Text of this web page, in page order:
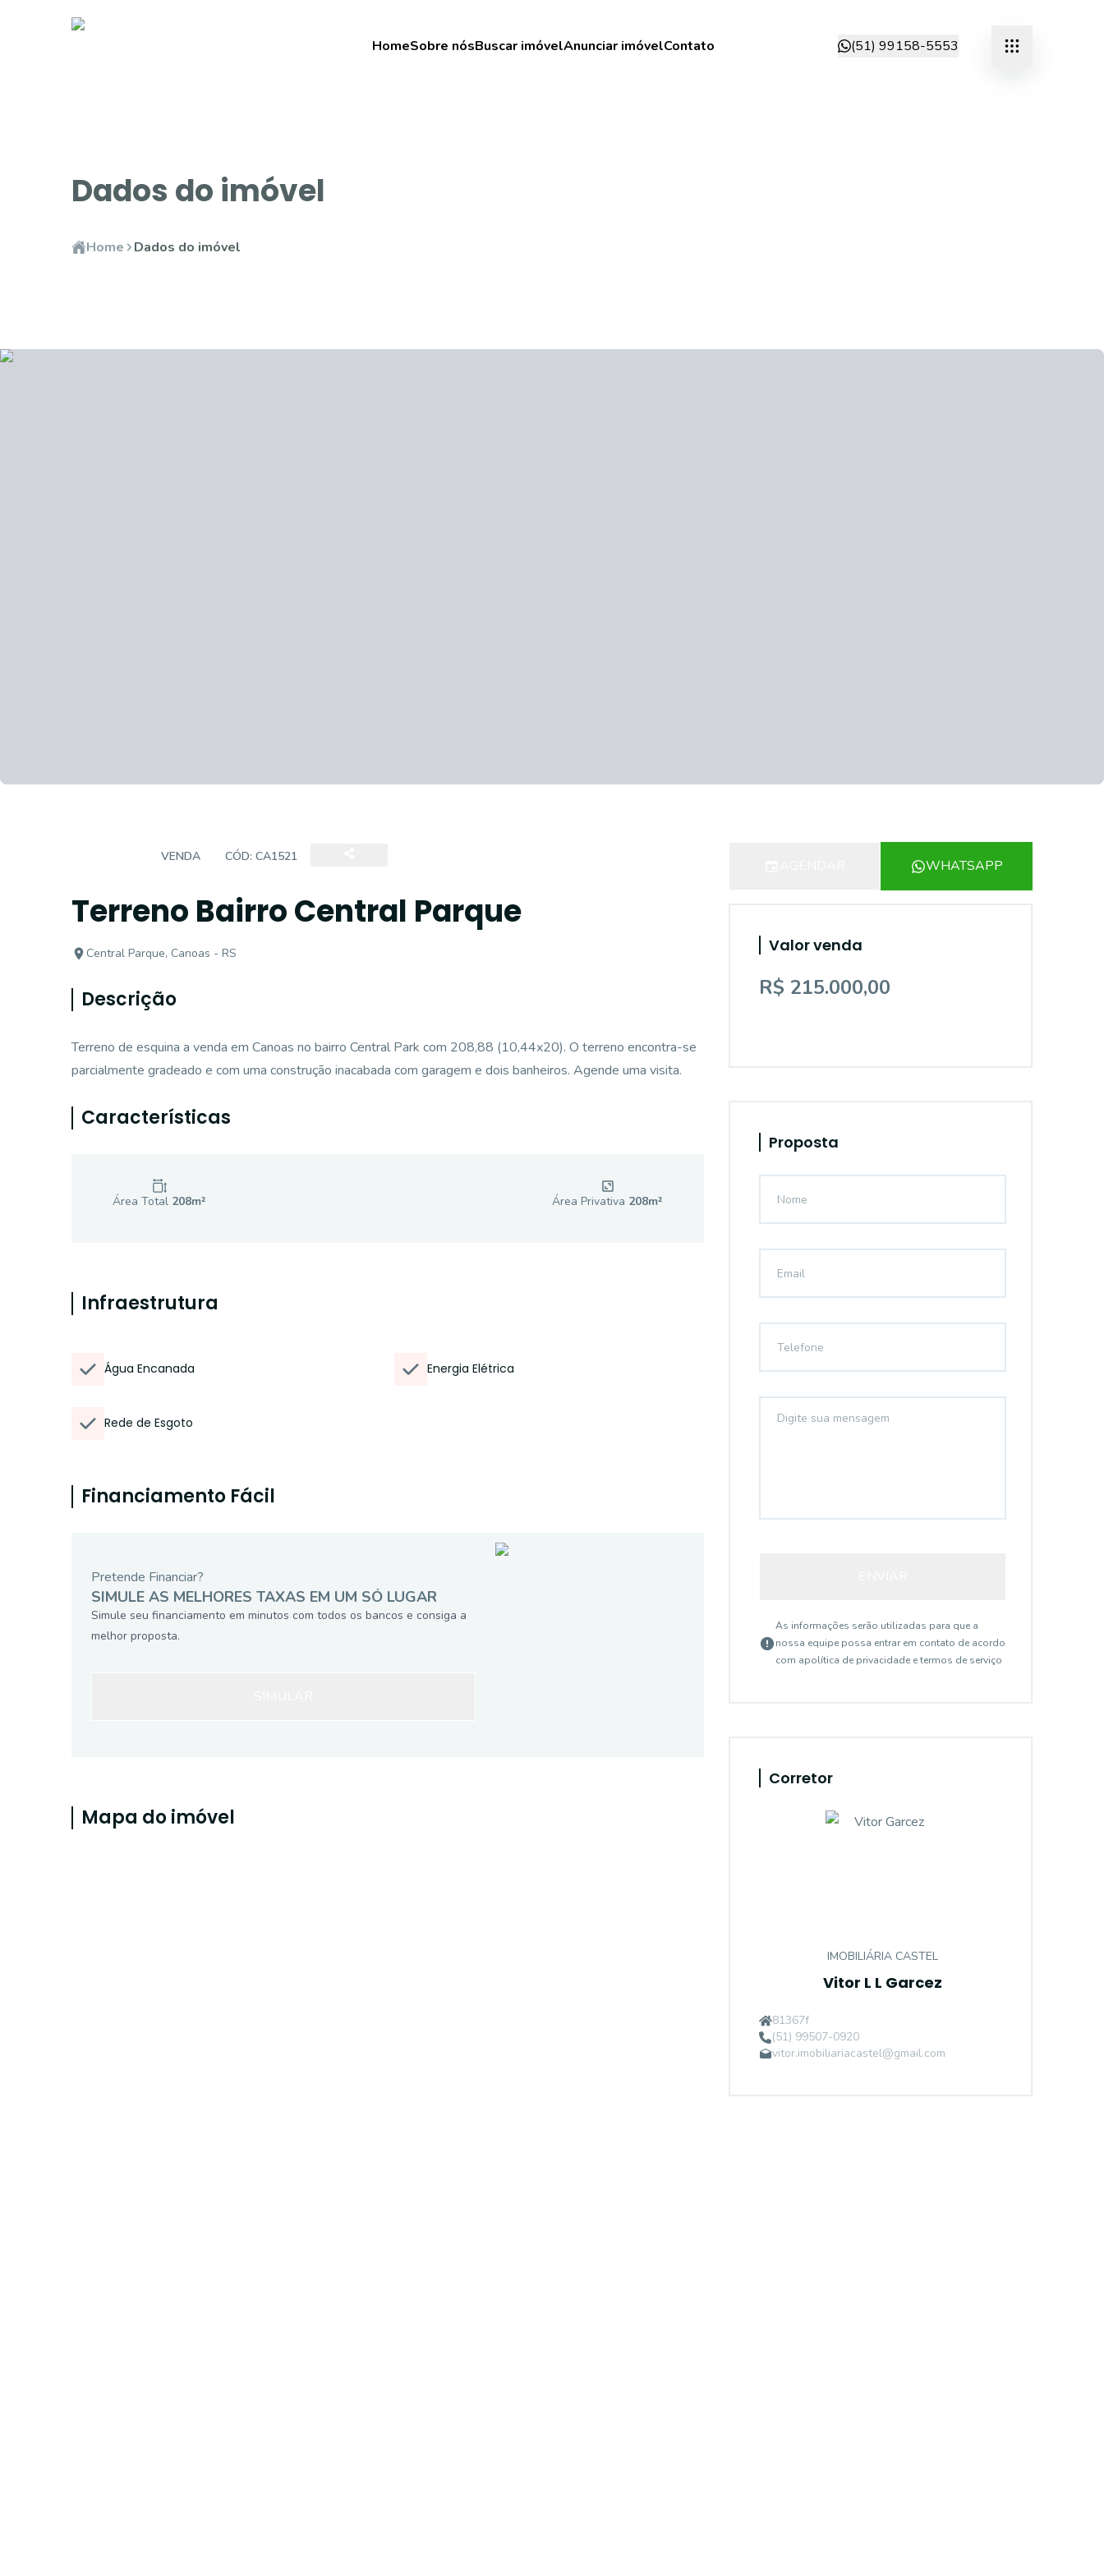
HomeSobre nósBuscar imóvelAnunciar imóvelContato (51) 99158-5553
Dados do imóvel
Home Dados do imóvel
VENDA CÓD: CA1521
Terreno Bairro Central Parque
Central Parque, Canoas - RS
Descrição
Terreno de esquina a venda em Canoas no bairro Central Park com 208,88 (10,44x20). O terreno encontra-se
parcialmente gradeado e com uma construção inacabada com garagem e dois banheiros. Agende uma visita.
Características
Área Total 208m² Área Privativa 208m²
Infraestrutura
Água Encanada Energia Elétrica
Rede de Esgoto
Financiamento Fácil
Pretende Financiar?
SIMULE AS MELHORES TAXAS EM UM SÓ LUGAR
Simule seu financiamento em minutos com todos os bancos e consiga a
melhor proposta.
Mapa do imóvel
WHATSAPP
Valor venda
R$ 215.000,00
Proposta
As informações serão utilizadas para que a
nossa equipe possa entrar em contato de acordo
com apolítica de privacidade e termos de serviço
Corretor
IMOBILIÁRIA CASTEL
Vitor L L Garcez
81367f
(51) 99507-0920
vitor.imobiliariacastel@gmail.com